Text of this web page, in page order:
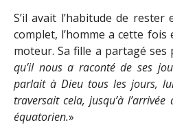
S’il avait l’habitude de
complet, l’homme a cette fois
moteur. Sa fille a partagé ses
qu’il nous a raconté de ses
parlait à Dieu tous les jours,
traversait cela, jusqu’à
équatorien.»